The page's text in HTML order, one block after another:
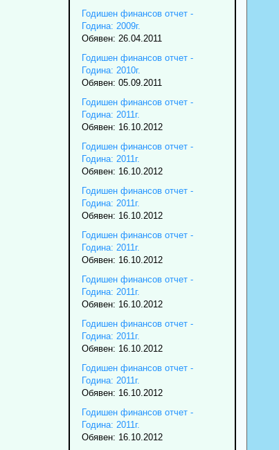
Годишен финансов отчет -
Година: 2009г.
Обявен: 26.04.2011
Годишен финансов отчет -
Година: 2010г.
Обявен: 05.09.2011
Годишен финансов отчет -
Година: 2011г.
Обявен: 16.10.2012
Годишен финансов отчет -
Година: 2011г.
Обявен: 16.10.2012
Годишен финансов отчет -
Година: 2011г.
Обявен: 16.10.2012
Годишен финансов отчет -
Година: 2011г.
Обявен: 16.10.2012
Годишен финансов отчет -
Година: 2011г.
Обявен: 16.10.2012
Годишен финансов отчет -
Година: 2011г.
Обявен: 16.10.2012
Годишен финансов отчет -
Година: 2011г.
Обявен: 16.10.2012
Годишен финансов отчет -
Година: 2011г.
Обявен: 16.10.2012